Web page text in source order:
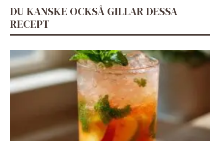
DU KANSKE OCKSÅ GILLAR DESSA
RECEPT